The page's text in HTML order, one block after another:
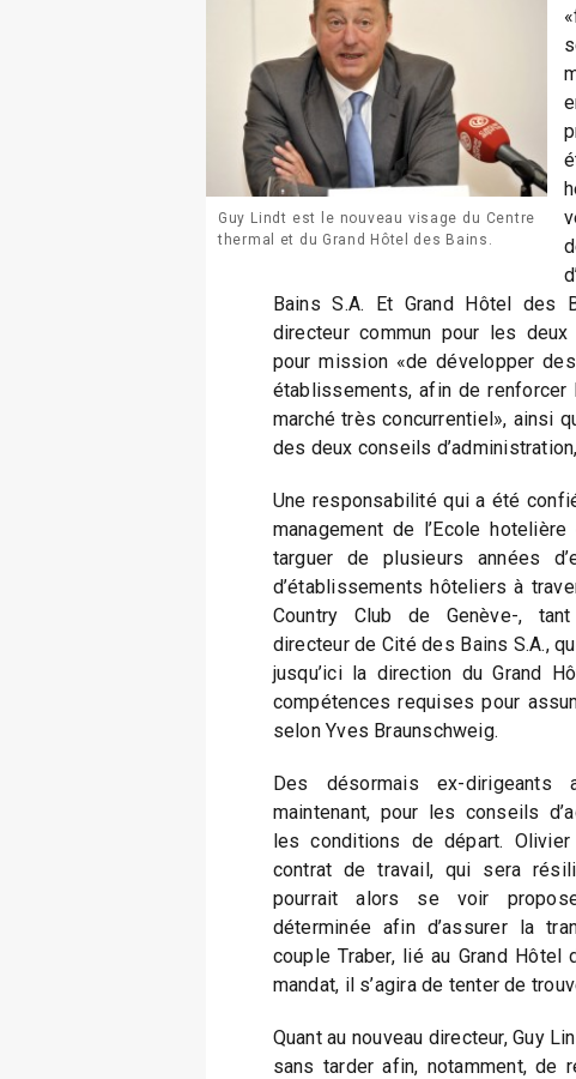
Guy Lindt est le nouveau visage du Centre
thermal et du Grand Hôtel des Bains.
Bains S.A. Et Grand Hôtel des
directeur commun pour les
pour mission «de développer
établissements, afin de renforcer
marché très concurrentiel», ainsi
des deux conseils
Une responsabilité qui a été
management de l’Ecole
targuer de plusieurs années
d’établissements hôteliers à
Country Club de Genève-,
directeur de Cité des Bains S.A.,
jusqu’ici la direction du Grand
compétences requises pour
selon Yves Braunschweig.
Des désormais ex-dirigeants
maintenant, pour les conseils
les conditions de départ. Olivier
contrat de travail, qui sera
pourrait alors se voir
déterminée afin d’assurer la
couple Traber, lié au Grand Hôtel
mandat, il s’agira de tenter de
Quant au nouveau directeur, Guy
sans tarder afin, notamment, de